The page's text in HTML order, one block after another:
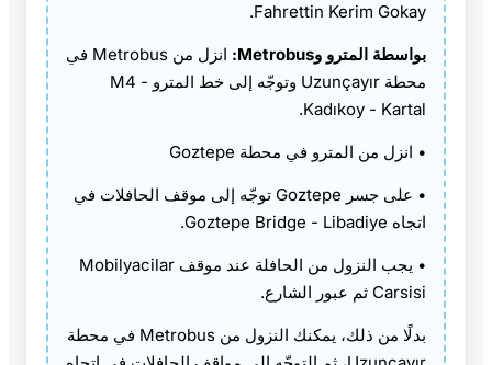
Fahrettin Kerim Gokay.
بواسطة المترو وMetrobus:
انزل من Metrobus في
محطة Uzunçayır وتوجّه إلى خط المترو M4 -
Kadıkoy - Kartal.
• انزل من المترو في محطة Goztepe
• على جسر Goztepe توجّه إلى موقف الحافلات في
اتجاه Goztepe Bridge - Libadiye.
• يجب النزول من الحافلة عند موقف Mobilyacilar
Carsisi ثم عبور الشارع.
بدلًا من ذلك، يمكنك النزول من Metrobus في محطة